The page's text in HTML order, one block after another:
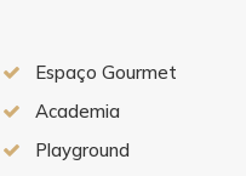
Espaço Gourmet
Academia
Playground